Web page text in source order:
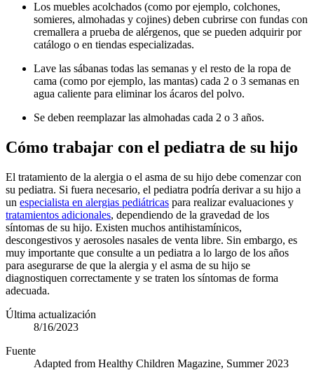
Los muebles acolchados (como por ejemplo, colchones,
somieres, almohadas y cojines) deben cubrirse con fundas con
cremallera a prueba de alérgenos, que se pueden adquirir por
catálogo o en tiendas especializadas.
Lave las sábanas todas las semanas y el resto de la ropa de
cama (como por ejemplo, las mantas) cada 2 o 3 semanas en
agua caliente para eliminar los ácaros del polvo.
Se deben reemplazar las almohadas cada 2 o 3 años.
Cómo trabajar con el pediatra de su hijo
El tratamiento de la alergia o el asma de su hijo debe comenzar con
su pediatra. Si fuera necesario, el pediatra podría derivar a su hijo a
un especialista en alergias pediátricas para realizar evaluaciones y
tratamientos adicionales, dependiendo de la gravedad de los
síntomas de su hijo. Existen muchos antihistamínicos,
descongestivos y aerosoles nasales de venta libre. Sin embargo, es
muy importante que consulte a un pediatra a lo largo de los años
para asegurarse de que la alergia y el asma de su hijo se
diagnostiquen correctamente y se traten los síntomas de forma
adecuada.
Última actualización
8/16/2023
Fuente
Adapted from Healthy Children Magazine, Summer 2023